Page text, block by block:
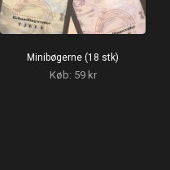
Minibøgerne (18 stk)
Køb: 59 kr